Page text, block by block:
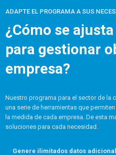
ADAPTE EL PROGRAMA A SUS
¿Cómo se ajusta
para gestionar
empresa?
Nuestro programa para el sector de la
una serie de herramientas que
la medida de cada empresa. De esta
soluciones para cada necesidad.
Genere ilimitados datos